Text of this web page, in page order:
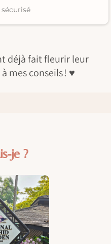
déjà fait fleurir leur
mes conseils ! ♥️
je ?